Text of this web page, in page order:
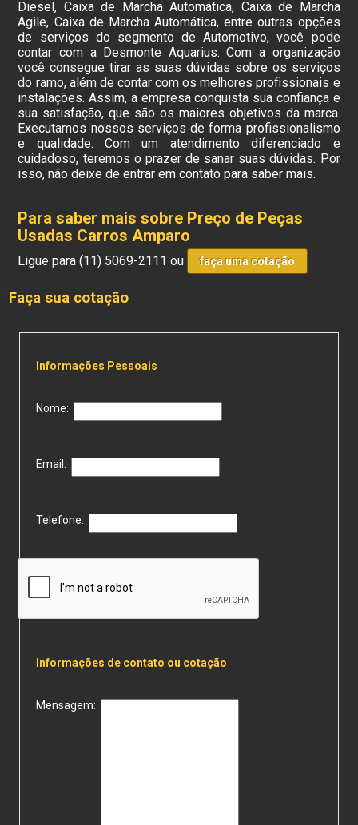
Diesel, Caixa de Marcha Automática, Caixa de Marcha
Agile, Caixa de Marcha Automática, entre outras opções
de serviços do segmento de Automotivo, você pode
contar com a Desmonte Aquarius. Com a organização
você consegue tirar as suas dúvidas sobre os serviços
do ramo, além de contar com os melhores profissionais e
instalações. Assim, a empresa conquista sua confiança e
sua satisfação, que são os maiores objetivos da marca.
Executamos nossos serviços de forma profissionalismo
e qualidade. Com um atendimento diferenciado e
cuidadoso, teremos o prazer de sanar suas dúvidas. Por
isso, não deixe de entrar em contato para saber mais.
Para saber mais sobre Preço de Peças
Usadas Carros Amparo
Ligue para(11) 5069-2111 ou faça uma cotação
Faça sua cotação
Informações Pessoais
Nome:
Email:
Telefone:
Informações de contato ou cotação
Mensagem: